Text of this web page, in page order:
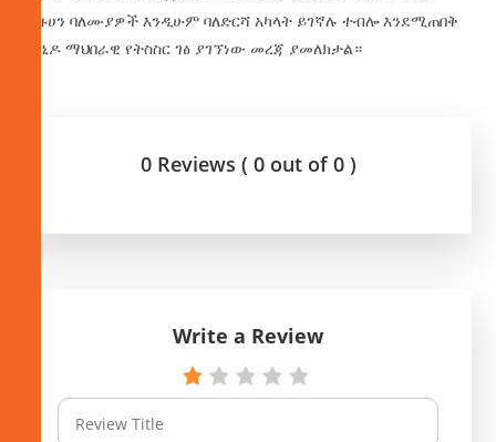
ብዙሀን ባለሙያዎች እንዲሁም ባለድርሻ አካላት ይገኛሉ ተብሎ እንደሚጠበቅ
ከዩኒዶ ማህበራዊ የትስስር ገፅ ያገኘነው መረጃ ያመለክታል።
0 Reviews ( 0 out of 0 )
Write a Review